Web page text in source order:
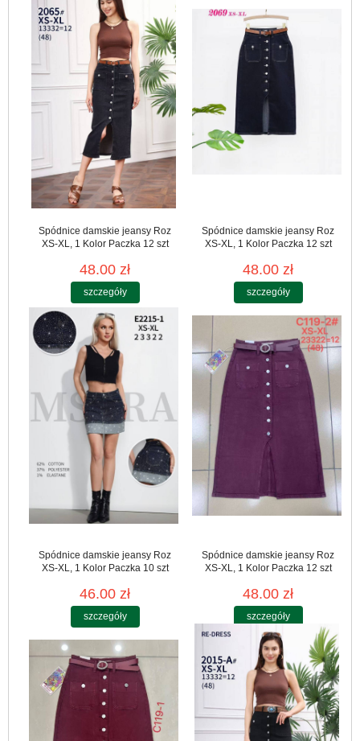
Spódnice damskie jeansy Roz
XS-XL, 1 Kolor Paczka 12 szt
48.00 zł
szczegóły
Spódnice damskie jeansy Roz
XS-XL, 1 Kolor Paczka 12 szt
48.00 zł
szczegóły
Spódnice damskie jeansy Roz
XS-XL, 1 Kolor Paczka 10 szt
46.00 zł
szczegóły
Spódnice damskie jeansy Roz
XS-XL, 1 Kolor Paczka 12 szt
48.00 zł
szczegóły